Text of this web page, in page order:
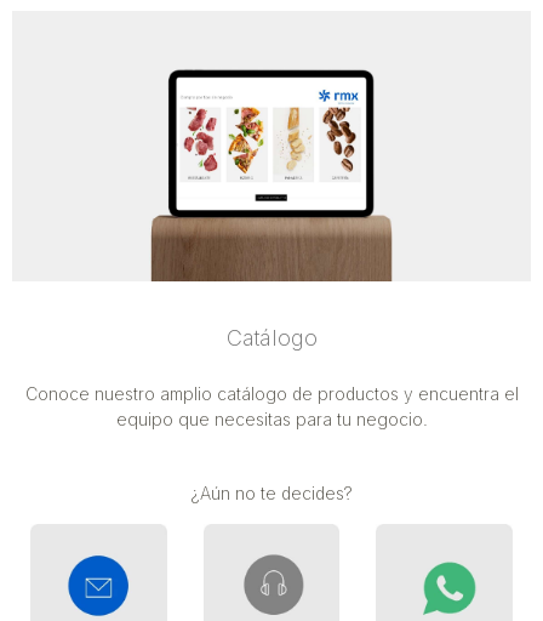
Catálogo
Conoce nuestro amplio catálogo de productos y encuentra el
equipo que necesitas para tu negocio.
¿Aún no te decides?